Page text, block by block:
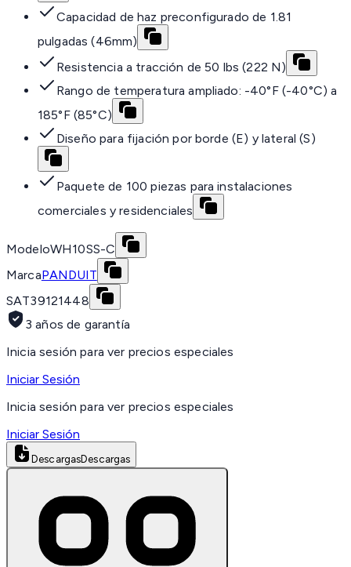
Capacidad de haz preconfigurado de 1.81
pulgadas (46mm)
Resistencia a tracción de 50 lbs (222 N)
Rango de temperatura ampliado: -40°F (-40°C) a
185°F (85°C)
Diseño para fijación por borde (E) y lateral (S)
Paquete de 100 piezas para instalaciones
comerciales y residenciales
ModeloWH10SS-C
MarcaPANDUIT
SAT39121448
3 años de garantía
Inicia sesión para ver precios especiales
Iniciar Sesión
Inicia sesión para ver precios especiales
Iniciar Sesión
DescargasDescargas